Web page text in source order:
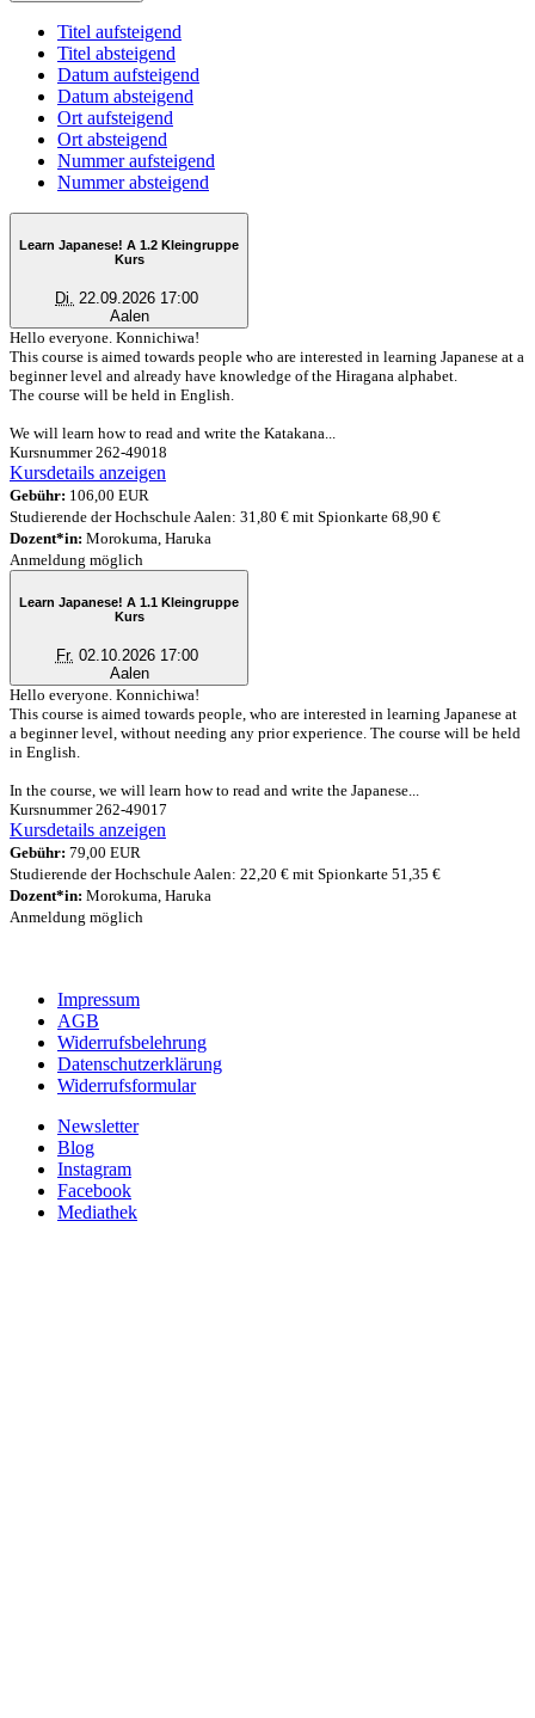
Titel aufsteigend
Titel absteigend
Datum aufsteigend
Datum absteigend
Ort aufsteigend
Ort absteigend
Nummer aufsteigend
Nummer absteigend
Learn Japanese! A 1.2 Kleingruppe
Kurs
Di.
22.09.2026 17:00
Aalen
Hello everyone. Konnichiwa!
This course is aimed towards people who are interested in learning Japanese at a
beginner level and already have knowledge of the Hiragana alphabet.
The course will be held in English.
We will learn how to read and write the Katakana...
Kursnummer 262-49018
Kursdetails anzeigen
Gebühr: 106,00 EUR
Studierende der Hochschule Aalen: 31,80 € mit Spionkarte 68,90 €
Dozent*in: Morokuma, Haruka
Anmeldung möglich
Learn Japanese! A 1.1 Kleingruppe
Kurs
Fr. 02.10.2026 17:00
Aalen
Hello everyone. Konnichiwa!
This course is aimed towards people, who are interested in learning Japanese at
a beginner level, without needing any prior experience. The course will be held
in English.
In the course, we will learn how to read and write the Japanese...
Kursnummer 262-49017
Kursdetails anzeigen
Gebühr: 79,00 EUR
Studierende der Hochschule Aalen: 22,20 € mit Spionkarte 51,35 €
Dozent*in: Morokuma, Haruka
Anmeldung möglich
Impressum
AGB
Widerrufsbelehrung
Datenschutzerklärung
Widerrufsformular
Newsletter
Blog
Instagram
Facebook
Mediathek